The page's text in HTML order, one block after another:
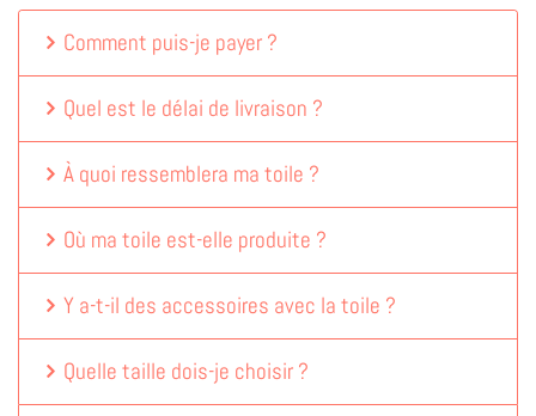
Comment puis-je payer ?
Quel est le délai de livraison ?
À quoi ressemblera ma toile ?
Où ma toile est-elle produite ?
Y a-t-il des accessoires avec la toile ?
Quelle taille dois-je choisir ?